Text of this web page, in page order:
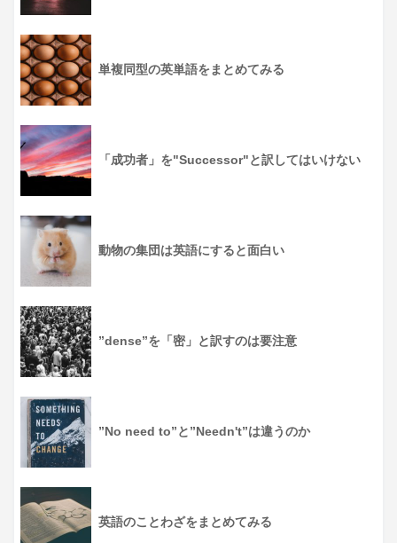
単複同型の英単語をまとめてみる
「成功者」を"Successor"と訳してはいけない
動物の集団は英語にすると面白い
”dense”を「密」と訳すのは要注意
”No need to”と”Needn't”は違うのか
英語のことわざをまとめてみる